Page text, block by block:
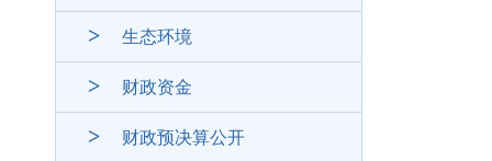
生态环境
财政资金
财政预决算公开